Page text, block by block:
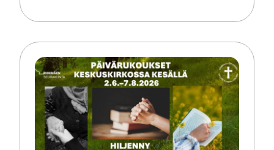
Lue lisää tapahtumasta Kesän rukoushetket